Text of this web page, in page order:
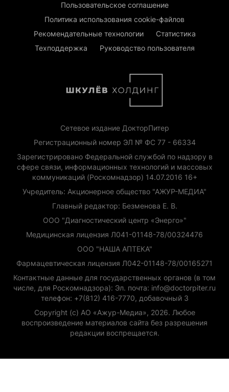
Пользовательское соглашение
Политика использования cookie-файлов
Рекомендательные технологии
Статистика
Техподдержка
Руководство пользователя
Сетевое издание ДокторПитер
Регистрационный номер ЭЛ № ФС 77 - 66334
Зарегистрировано Федеральной службой по надзору в
сфере связи, информационных технологий и массовых
коммуникаций (Роскомнадзор) 14.07.2016 16+
Учредитель: Акционерное общество "АЖУР-МЕДИА"
Главный редактор: Безменова Е. В.
ООО "Диагностический центр «Энерго»"
Медицинская лицензия Л041-01148-78/00324476
ООО "НАША АПТЕКА"
Фармацевтическая лицензия Л042-01148-78/00165271
Контактные данные для государственных органов (в том
числе, для Роскомнадзора): Эл. почта: info@doctorpiter.ru
телефон: +7(812) 416-7770, добавочный 3
Copyright (с) АО «Ажур-Медиа», 2026. Любое
воспроизведение материалов сайта без разрешения
редакции воспрещается.